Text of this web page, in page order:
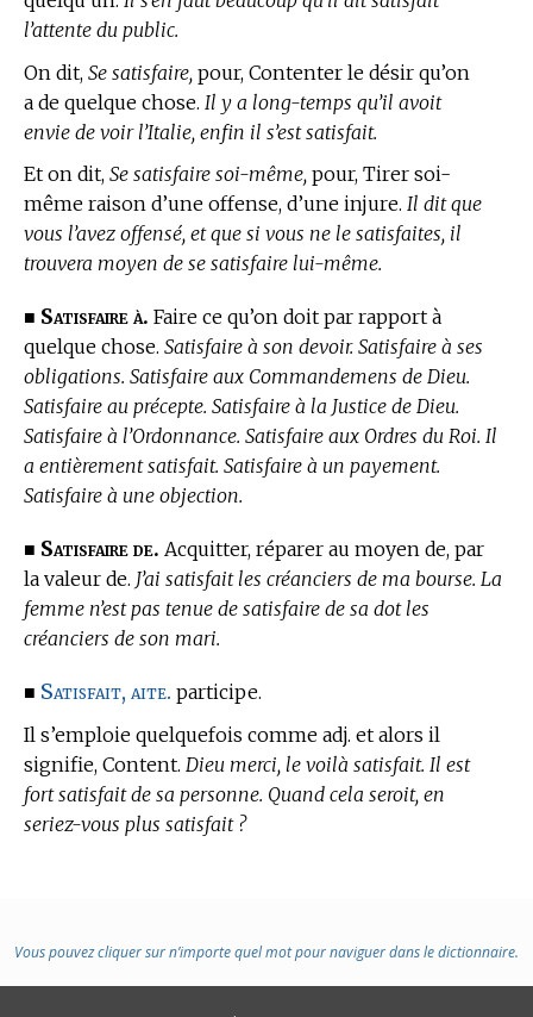
l’attente du public.
On dit, Se satisfaire, pour, Contenter le désir qu’on
a de quelque chose. Il y a long-temps qu’il avoit
envie de voir l’Italie, enfin il s’est satisfait.
Et on dit, Se satisfaire soi-même, pour, Tirer soi-
même raison d’une offense, d’une injure. Il dit que
vous l’avez offensé, et que si vous ne le satisfaites, il
trouvera moyen de se satisfaire lui-même.
■ Satisfaire à. Faire ce qu’on doit par rapport à
quelque chose. Satisfaire à son devoir. Satisfaire à ses
obligations. Satisfaire aux Commandemens de Dieu.
Satisfaire au précepte. Satisfaire à la Justice de Dieu.
Satisfaire à l’Ordonnance. Satisfaire aux Ordres du Roi. Il
a entièrement satisfait. Satisfaire à un payement.
Satisfaire à une objection.
■ Satisfaire de. Acquitter, réparer au moyen de, par
la valeur de. J’ai satisfait les créanciers de ma bourse. La
femme n’est pas tenue de satisfaire de sa dot les
créanciers de son mari.
■ Satisfait, aite. participe.
Il s’emploie quelquefois comme adj. et alors il
signifie, Content. Dieu merci, le voilà satisfait. Il est
fort satisfait de sa personne. Quand cela seroit, en
seriez-vous plus satisfait ?
Vous pouvez cliquer sur n’importe quel mot pour naviguer dans le dictionnaire.